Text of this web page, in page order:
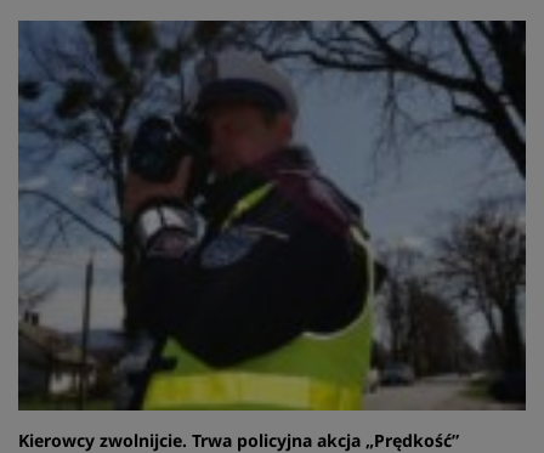
Kierowcy zwolnijcie. Trwa policyjna akcja „Prędkość”